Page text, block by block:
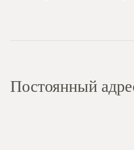
Постоянный